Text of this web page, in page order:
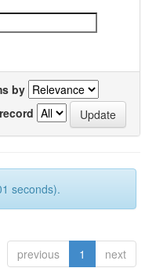
by
seconds).
previous 1 next